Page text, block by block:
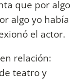
que por algo
algo yo había
el actor.
relación:
teatro y